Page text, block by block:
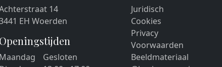
14
EH Woerden
Openingstijden
Maandag
Gesloten
Juridisch
Cookies
Privacy
Voorwaarden
Beeldmateriaal